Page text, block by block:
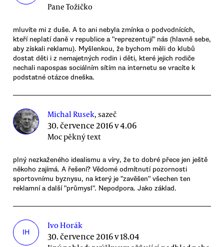
Pane Tožičko
mluvíte mi z duše. A to ani nebyla zmínka o podvodnících,
kteří neplatí daně v republice a "reprezentují" nás (hlavně sebe,
aby získali reklamu). Myšlenkou, že bychom měli do klubů
dostat děti i z nemajetných rodin i děti, které jejich rodiče
nechali napospas sociálním sítím na internetu se vracíte k
podstatné otázce dneška.
Michal Rusek, sazeč
30. července 2016 v 4.06
Moc pěkný text
plný nezkaženého idealismu a víry, že to dobré přece jen ještě
někoho zajímá. A řešení? Vědomé odmítnutí pozornosti
sportovnímu byznysu, na který je "zavěšen" všechen ten
reklamní a další "průmysl". Nepodpora. Jako základ.
IH
Ivo Horák
30. července 2016 v 18.04